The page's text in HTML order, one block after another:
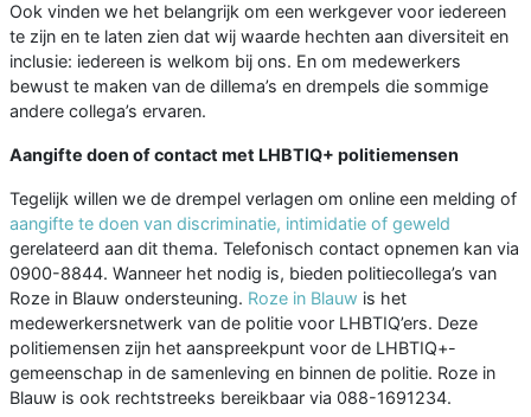
Ook vinden we het belangrijk om een werkgever voor iedereen
te zijn en te laten zien dat wij waarde hechten aan diversiteit en
inclusie: iedereen is welkom bij ons. En om medewerkers
bewust te maken van de dillema’s en drempels die sommige
andere collega’s ervaren.
Aangifte doen of contact met LHBTIQ+ politiemensen
Tegelijk willen we de drempel verlagen om online een melding of
aangifte te doen van discriminatie, intimidatie of geweld
gerelateerd aan dit thema. Telefonisch contact opnemen kan via
0900-8844. Wanneer het nodig is, bieden politiecollega’s van
Roze in Blauw ondersteuning. Roze in Blauw is het
medewerkersnetwerk van de politie voor LHBTIQ’ers. Deze
politiemensen zijn het aanspreekpunt voor de LHBTIQ+-
gemeenschap in de samenleving en binnen de politie. Roze in
Blauw is ook rechtstreeks bereikbaar via 088-1691234.